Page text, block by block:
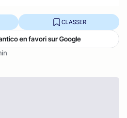
CLASSER
en favori sur Google